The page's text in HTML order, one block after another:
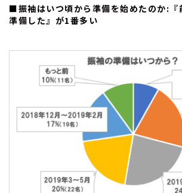
■振袖はいつ頃から準備を始めたのか:『
準備した』が1番多い